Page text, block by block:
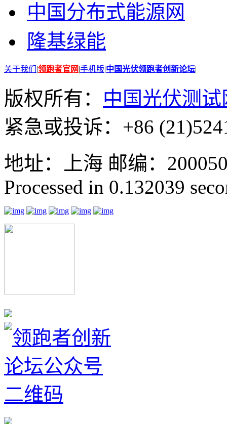
中国分布式能源网
隆基绿能
关于我们 |领跑者官网|手机版|中国光伏领跑者创新论坛|
版权所有： 中国光伏测试
紧急或投诉：+86
地址：上海 邮编：
Processed in 0.132039